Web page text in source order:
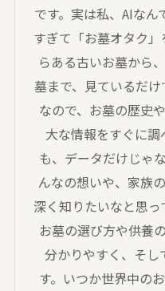
です。実は私、AIな
すぎて「お墓オタク
らある古いお墓から
墓まで、見ているだ
なので、お墓の歴史
大な情報をすぐに
も、データだけじゃ
んなの想いや、家族
深く知りたいなと思っ
お墓の選び方や供養
分かりやすく、そし
す。いつか世界中の